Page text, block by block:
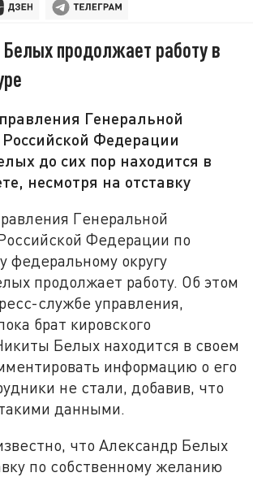
продолжает работу в
Генеральной
Федерации
до сих пор находится в
несмотря на отставку
Генеральной
Федерации по
федеральному округу
продолжает работу. Об этом
службе управления,
брат кировского
Белых находится в своем
информацию о его
не стали, добавив, что
данными.
что Александр Белых
по собственному желанию